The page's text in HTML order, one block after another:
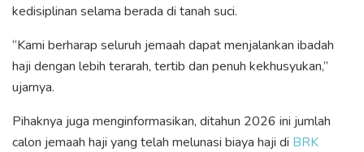
kedisiplinan selama berada di tanah suci.
“Kami berharap seluruh jemaah dapat menjalankan ibadah
haji dengan lebih terarah, tertib dan penuh kekhusyukan,”
ujarnya.
Pihaknya juga menginformasikan, ditahun 2026 ini jumlah
calon jemaah haji yang telah melunasi biaya haji di BRK